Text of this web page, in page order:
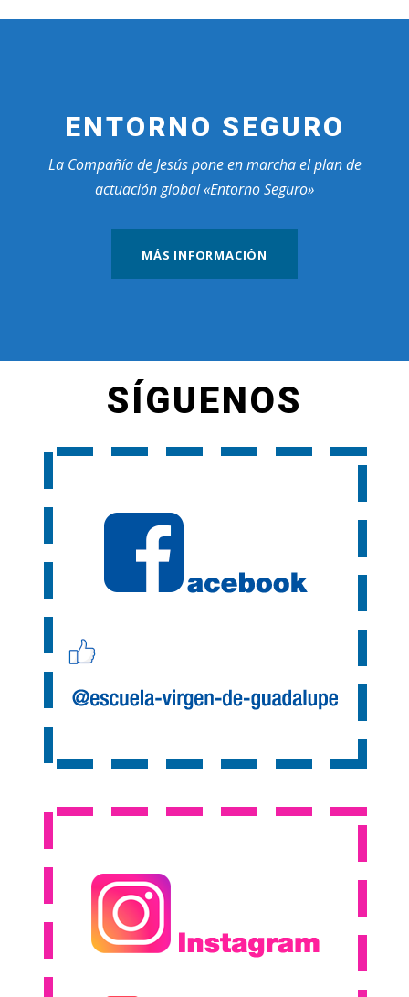
ENTORNO SEGURO
La Compañía de Jesús pone en marcha el plan de
actuación global «Entorno Seguro»
MÁS INFORMACIÓN
SÍGUENOS